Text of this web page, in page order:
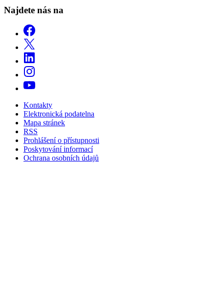
Najdete nás na
Kontakty
Elektronická podatelna
Mapa stránek
RSS
Prohlášení o přístupnosti
Poskytování informací
Ochrana osobních údajů